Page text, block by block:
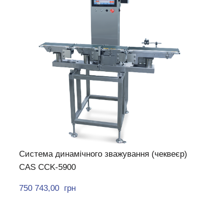
Система динамічного зважування (чеквеєр)
CAS CCK-5900
750 743,00  грн